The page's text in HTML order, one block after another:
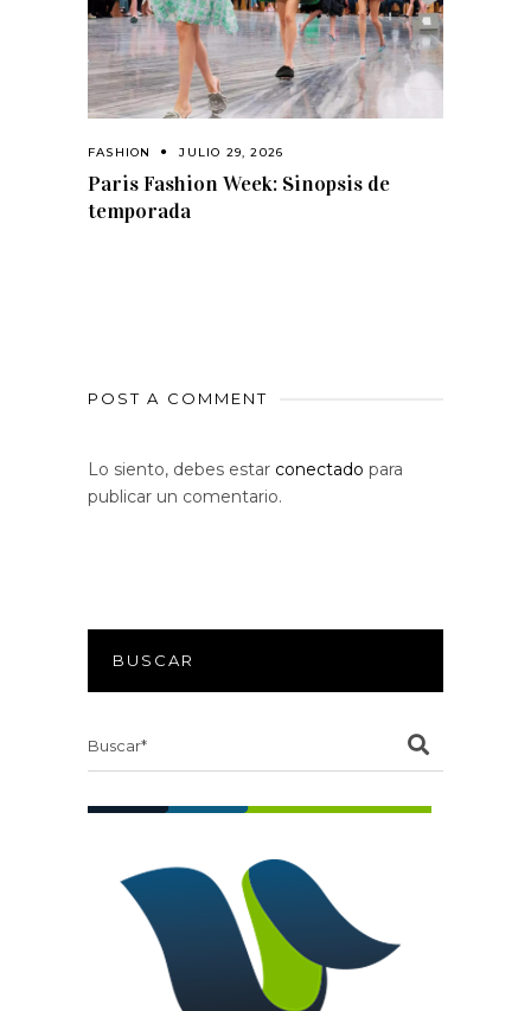
FASHION JULIO 29, 2026
Paris Fashion Week: Sinopsis de
temporada
POST A COMMENT
Lo siento, debes estar conectado para
publicar un comentario.
BUSCAR